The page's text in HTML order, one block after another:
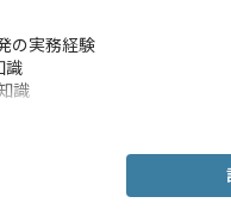
の実務経験
識
識